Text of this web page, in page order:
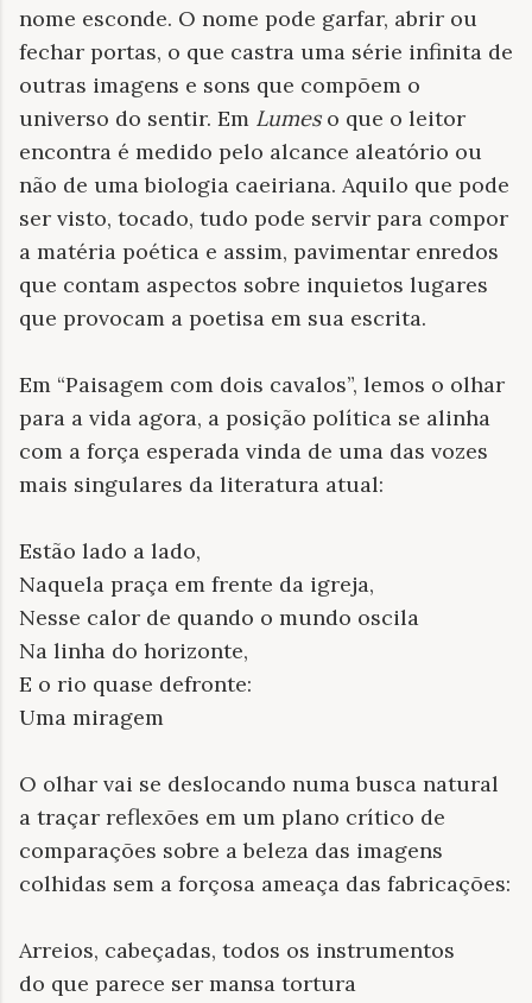
nome esconde. O nome pode garfar, abrir ou
fechar portas, o que castra uma série infinita de
outras imagens e sons que compõem o
universo do sentir. Em Lumeso que o leitor
encontra é medido pelo alcance aleatório ou
não de uma biologia caeiriana. Aquilo que pode
ser visto, tocado, tudo pode servir para compor
a matéria poética e assim, pavimentar enredos
que contam aspectos sobre inquietos lugares
que provocam a poetisa em sua escrita.
Em “Paisagem com dois cavalos”, lemos o olhar
para a vida agora, a posição política se alinha
com a força esperada vinda de uma das vozes
mais singulares da literatura atual:
Estão lado a lado,
Naquela praça em frente da igreja,
Nesse calor de quando o mundo oscila
Na linha do horizonte,
E o rio quase defronte:
Uma miragem
O olhar vai se deslocando numa busca natural
a traçar reflexões em um plano crítico de
comparações sobre a beleza das imagens
colhidas sem a forçosa ameaça das fabricações:
Arreios, cabeçadas, todos os instrumentos
do que parece ser mansa tortura